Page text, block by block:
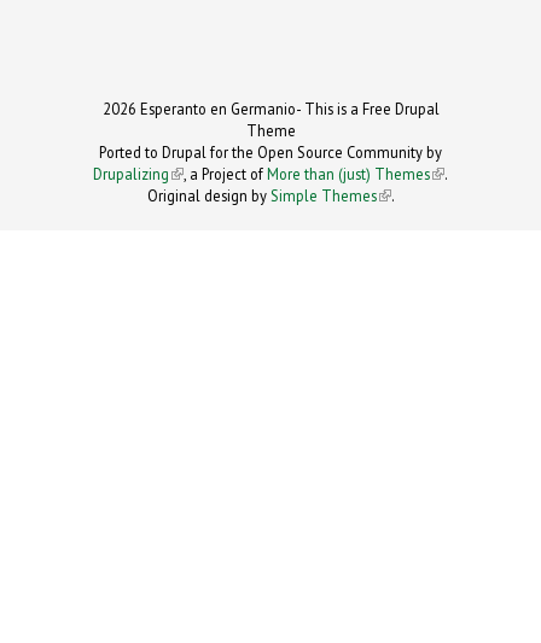
2026 Esperanto en Germanio- This is a Free Drupal
Theme
Ported to Drupal for the Open Source Community by
Drupalizing(link is external)
, a Project ofMore than (just) Themes (link is
.
Original design by Simple Themes
(link is
.